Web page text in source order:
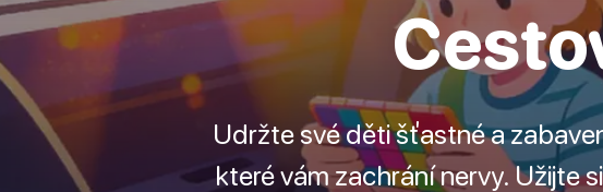
Udržte své děti šťastné a
které vám zachrání nervy. Užijte